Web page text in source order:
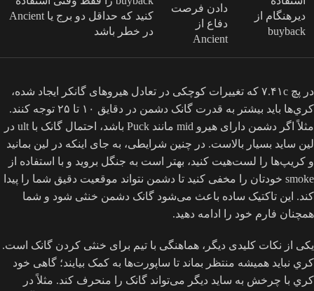
دیرهنگام از
buyback
دادن فرصت
دفاع از
Ancient
کنید که حداقل دو برج یا Ancient
در خطر باشد
در پچ ۷.۴۱c که تغییرات کوچکی در تعادل هیروهای گانکر ایجاد شده،
کري‌ها باید بیشتر به قدرت گانک دشمن در دقایق ۱۰ تا ۲۵ توجه کنند.
مثلاً اگر دشمن دارای هیرو mid مانند Puck باشد، احتمال گانک با ult در
لین ساید بسیار بالاست. در چنین شرایطی، به جای اینکه در لین بمانید
و کريپ‌ها را لست‌هیت کنید، بهتر است به جنگل بروید و با استفاده از
smoke خودتان را مخفی کنید تا دشمن نتواند موقعیت دقیق شما را پیدا
کند. این تاکتیک ساده باعث می‌شود گانک دشمن خنثی شود و شما
همچنان فارم خود را ادامه دهید.
یکی از نکات کلیدی دیگر، هماهنگی با تیم برای خنثی کردن گانک است.
کري نباید همیشه منتظر بماند تا ساپورت‌ها به کمک بیایند؛ گاهی خود
کري با چرخش به ساید دیگر می‌تواند گانک را منحرف کند. مثلاً در